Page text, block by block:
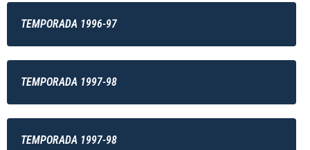
TEMPORADA 1996-97
TEMPORADA 1997-98
TEMPORADA 1997-98